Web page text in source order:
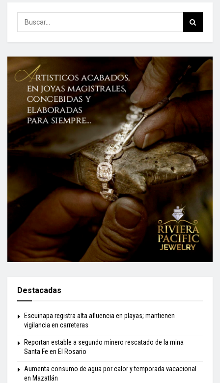
Destacadas
Escuinapa registra alta afluencia en playas; mantienen
vigilancia en carreteras
Reportan estable a segundo minero rescatado de la mina
Santa Fe en El Rosario
Aumenta consumo de agua por calor y temporada vacacional
en Mazatlán